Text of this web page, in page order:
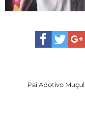
Pai Adotivo